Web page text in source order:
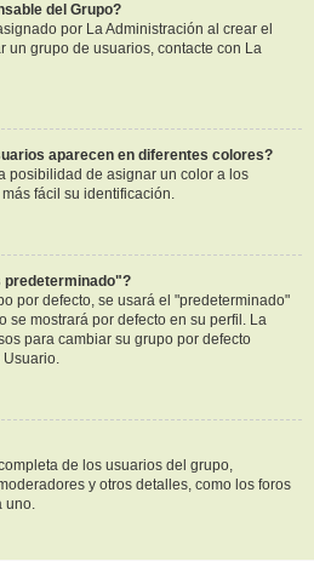
del Grupo?
por La Administración al crear el
un grupo de usuarios, contacte con La
aparecen en diferentes colores?
posibilidad de asignar un color a los
fácil su identificación.
predeterminado"?
por defecto, se usará el "predeterminado"
se mostrará por defecto en su perfil. La
para cambiar su grupo por defecto
Usuario.
de los usuarios del grupo,
y otros detalles, como los foros
uno.